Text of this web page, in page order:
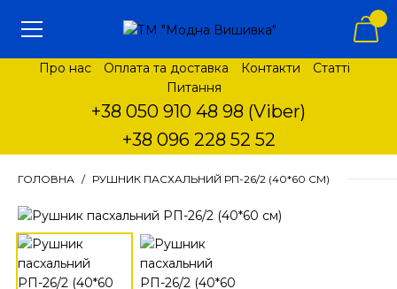
Про нас Оплата та доставка Контакти
Статті
Питання
+38 050 910 48 98 (Viber)
+38 096 228 52 52
ГОЛОВНА РУШНИК ПАСХАЛЬНИЙ РП-26/2 (40*60 СМ)